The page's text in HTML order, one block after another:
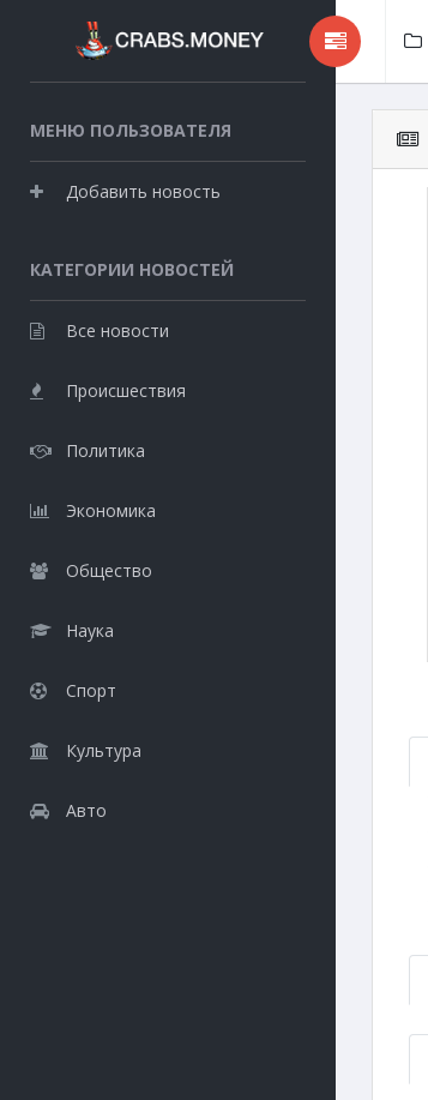
МЕНЮ ПОЛЬЗОВАТЕЛЯ
Добавить новость
КАТЕГОРИИ НОВОСТЕЙ
Все новости
Происшествия
Политика
Экономика
Общество
Наука
Спорт
Культура
Авто